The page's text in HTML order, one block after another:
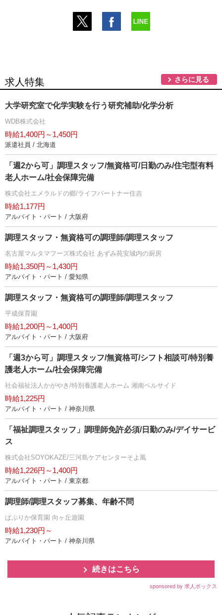
求人特集 さらに見る
大学研究室で化学実験を行う研究補助/化学分析
WDB株式会社
時給1,400円～1,450円
派遣社員 / 北海道
「週2から可」調理スタッフ/無資格可/日勤のみ/住宅型有料
老人ホーム/社会保障完備
株式会社エメラルドの郷/ライフパートナー住吉
時給1,177円
アルバイト・パート / 大阪府
調理スタッフ・無資格可の調理師/調理スタッフ
名古屋マルタマフーズ株式会社 あずみ苑安城内の厨房
時給1,350円～1,430円
アルバイト・パート / 愛知県
調理スタッフ・無資格可の調理師/調理スタッフ
平成保育園
時給1,200円～1,400円
アルバイト・パート / 大阪府
「週3から可」調理スタッフ/無資格可/シフト相談可/特別養
護老人ホーム/社会保障完備
社会福祉法人かがやき/特別養護老人ホーム 湘南ベルサイド
時給1,225円
アルバイト・パート / 神奈川県
「福祉調理スタッフ」調理師免許必須/日勤のみ/デイサービ
ス
株式会社SOYOKAZE/三河島ケアセンターそよ風
時給1,226円～1,400円
アルバイト・パート / 東京都
調理師/調理スタッフ募集、年齢不問
ぱぷりか保育園 向ヶ丘遊園
時給1,230円～
アルバイト・パート / 神奈川県
続きはこちら
sponsored by 求人ボックス